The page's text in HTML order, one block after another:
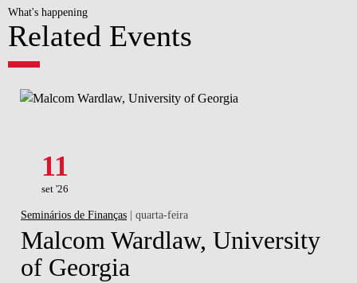
What's happening
Related Events
11
set '26
Seminários de Finanças | quarta-feira
Malcom Wardlaw, University
of Georgia